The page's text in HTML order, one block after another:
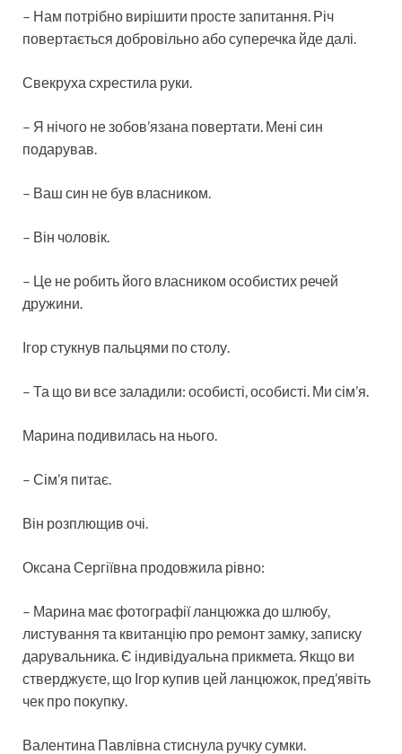
– Нам потрібно вирішити просте запитання. Річ
повертається добровільно або суперечка йде далі.
Свекруха схрестила руки.
– Я нічого не зобов’язана повертати. Мені син
подарував.
– Ваш син не був власником.
– Він чоловік.
– Це не робить його власником особистих речей
дружини.
Ігор стукнув пальцями по столу.
– Та що ви все заладили: особисті, особисті. Ми сім’я.
Марина подивилась на нього.
– Сім’я питає.
Він розплющив очі.
Оксана Сергіївна продовжила рівно:
– Марина має фотографії ланцюжка до шлюбу,
листування та квитанцію про ремонт замку, записку
дарувальника. Є індивідуальна прикмета. Якщо ви
стверджуєте, що Ігор купив цей ланцюжок, пред’явіть
чек про покупку.
Валентина Павлівна стиснула ручку сумки.